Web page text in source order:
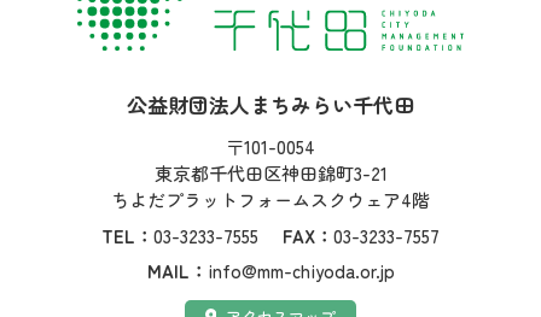
社名：
公益財団法人まちみらい千代田
住所：
〒101-0054
東京都千代田区神田錦町3-21
ちよだプラットフォームスクウェア4階
TEL： 03-3233-7555 FAX： 03-3233-7557
MAIL： info@mm-chiyoda.or.jp
アクセス：